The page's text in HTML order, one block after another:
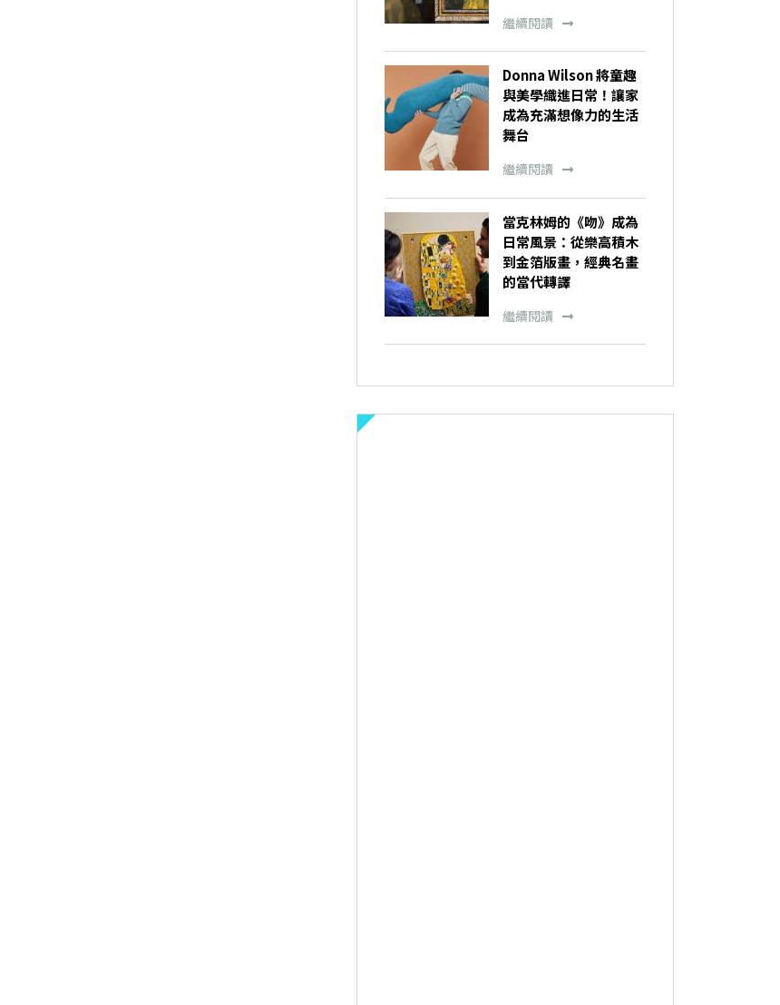
繼續閱讀
Donna Wilson 將童趣
與美學織進日常！讓家
成為充滿想像力的生活
舞台
繼續閱讀
當克林姆的《吻》成為
日常風景：從樂高積木
到金箔版畫，經典名畫
的當代轉譯
繼續閱讀